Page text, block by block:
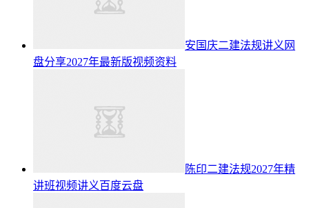
安国庆二建法规讲义网
盘分享2027年最新版视频资料
陈印二建法规2027年精
讲班视频讲义百度云盘